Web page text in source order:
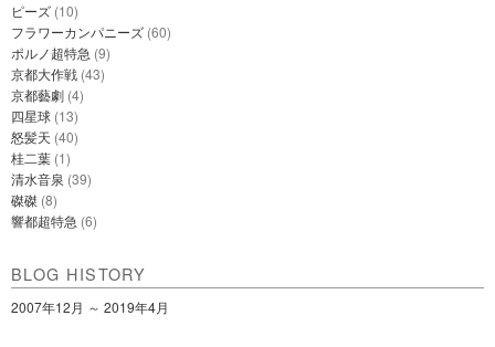
ピーズ (10)
フラワーカンパニーズ (60)
ポルノ超特急 (9)
京都大作戦 (43)
京都藝劇 (4)
四星球 (13)
怒髪天 (40)
桂二葉 (1)
清水音泉 (39)
磔磔 (8)
響都超特急 (6)
BLOG HISTORY
2007年12月 ～ 2019年4月